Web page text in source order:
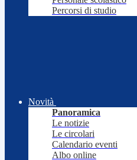
Percorsi di studio
Novità
Panoramica
Le notizie
Le circolari
Calendario eventi
Albo online